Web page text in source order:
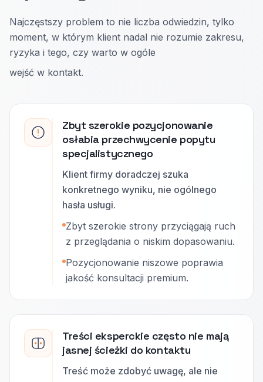
Najczęstszy problem to nie liczba odwiedzin, tylko
moment, w którym klient nadal nie rozumie zakresu,
ryzyka i tego, czy warto w ogóle
wejść w kontakt.
Zbyt szerokie pozycjonowanie
osłabia przechwycenie popytu
specjalistycznego
Klient firmy doradczej szuka
konkretnego wyniku, nie ogólnego
hasła usługi.
Zbyt szerokie strony przyciągają ruch
z przeglądania o niskim dopasowaniu.
Pozycjonowanie niszowe poprawia
jakość konsultacji premium.
Treści eksperckie często nie mają
jasnej ścieżki do kontaktu
Treść może zdobyć uwagę, ale nie